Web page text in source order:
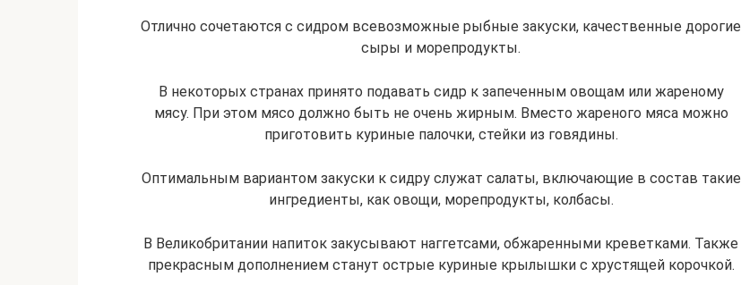
Отлично сочетаются с сидром всевозможные рыбные закуски, качественные дорогие
сыры и морепродукты.
В некоторых странах принято подавать сидр к запеченным овощам или жареному
мясу. При этом мясо должно быть не очень жирным. Вместо жареного мяса можно
приготовить куриные палочки, стейки из говядины.
Оптимальным вариантом закуски к сидру служат салаты, включающие в состав такие
ингредиенты, как овощи, морепродукты, колбасы.
В Великобритании напиток закусывают наггетсами, обжаренными креветками. Также
прекрасным дополнением станут острые куриные крылышки с хрустящей корочкой.